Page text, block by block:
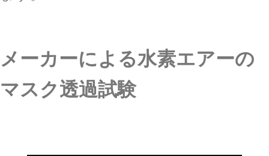
メーカーによる水素エアーの
マスク透過試験